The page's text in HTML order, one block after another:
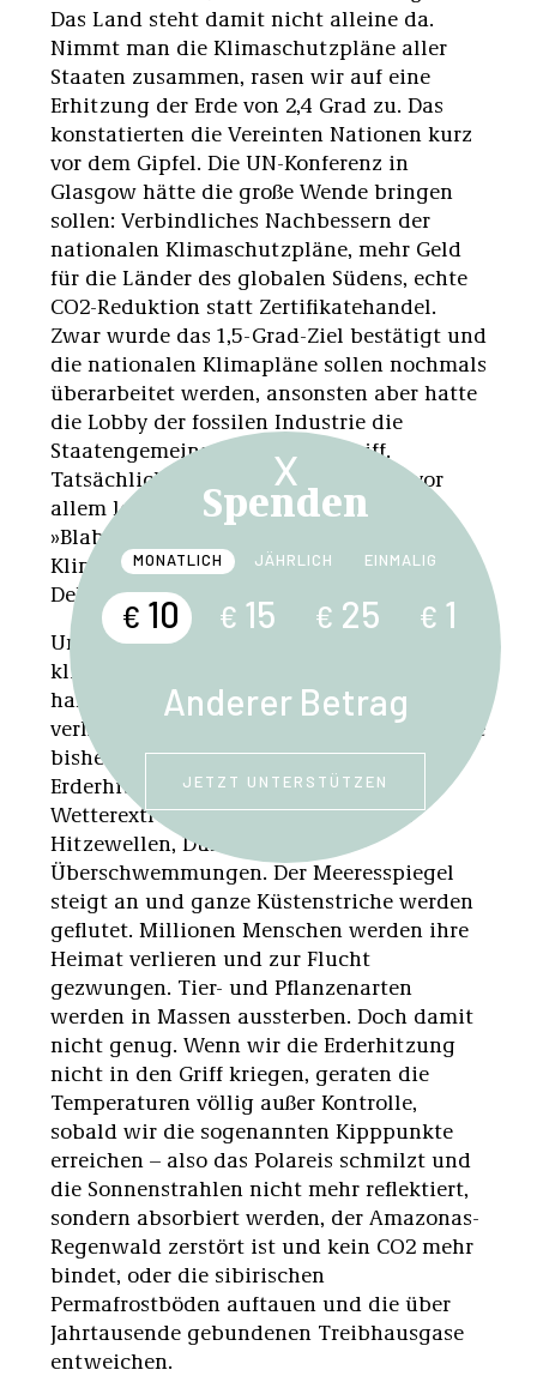
Das Land steht damit nicht alleine da.
Nimmt man die Klimaschutzpläne aller
Staaten zusammen, rasen wir auf eine
Erhitzung der Erde von 2,4 Grad zu. Das
konstatierten die Vereinten Nationen kurz
vor dem Gipfel. Die UN-Konferenz in
Glasgow hätte die große Wende bringen
sollen: Verbindliches Nachbessern der
nationalen Klimaschutzpläne, mehr Geld
für die Länder des globalen Südens, echte
CO2-Reduktion statt Zertifikatehandel.
Zwar wurde das 1,5-Grad-Ziel bestätigt und
die nationalen Klimapläne sollen nochmals
überarbeitet werden, ansonsten aber hatte
die Lobby der fossilen Industrie die
Staatengemeinschaft fest im Griff.
Tatsächlich gebracht hat der Gipfel vor
allem leere Worte: eine weitere Runde
»Blablabla«, wie die schwedische
Klimaaktivistin Greta Thunberg den
Delegierten entgegenrief.
Uns bleiben nur mehr neun Jahre, um die
klimaschädlichen Emissionen weltweit zu
halbieren und damit Klimakatastrophen zu
verhindern. Wenn wir so weitermachen wie
bisher, hat das fatale Folgen: Bei einer
Erderhitzung von 2,4 Grad nehmen die
Wetterextreme massiv zu und damit
Hitzewellen, Dürren und
Überschwemmungen. Der Meeresspiegel
steigt an und ganze Küstenstriche werden
geflutet. Millionen Menschen werden ihre
Heimat verlieren und zur Flucht
gezwungen. Tier- und Pflanzenarten
werden in Massen aussterben. Doch damit
nicht genug. Wenn wir die Erderhitzung
nicht in den Griff kriegen, geraten die
Temperaturen völlig außer Kontrolle,
sobald wir die sogenannten Kipppunkte
erreichen – also das Polareis schmilzt und
die Sonnenstrahlen nicht mehr reflektiert,
sondern absorbiert werden, der Amazonas-
Regenwald zerstört ist und kein CO2 mehr
bindet, oder die sibirischen
Permafrostböden auftauen und die über
Jahrtausende gebundenen Treibhausgase
entweichen.
X
Spenden
MONATLICH JÄHRLICH EINMALIG
€ 10 € 15 € 25 € 1
Anderer Betrag
JETZT UNTERSTÜTZEN